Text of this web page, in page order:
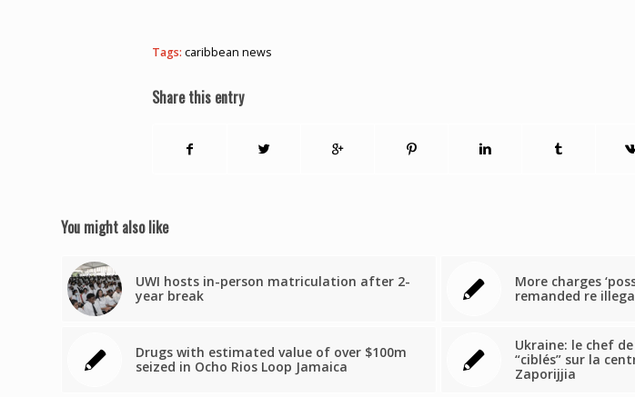
Tags: caribbean news
Share this entry
You might also like
UWI hosts in-person matriculation after 2-
year break
More charges
remanded re
Drugs with estimated value of over $100m
seized in Ocho Rios Loop Jamaica
Ukraine: le chef de
“ciblés” sur la
Zaporijjia